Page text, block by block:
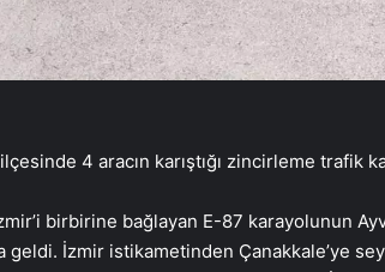
ilçesinde 4 aracın karıştığı zincirleme trafik
birbirine bağlayan E-87 karayolunun
geldi. İzmir istikametinden Çanakkale’ye